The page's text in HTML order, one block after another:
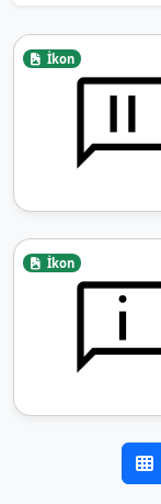
İkon
İkon